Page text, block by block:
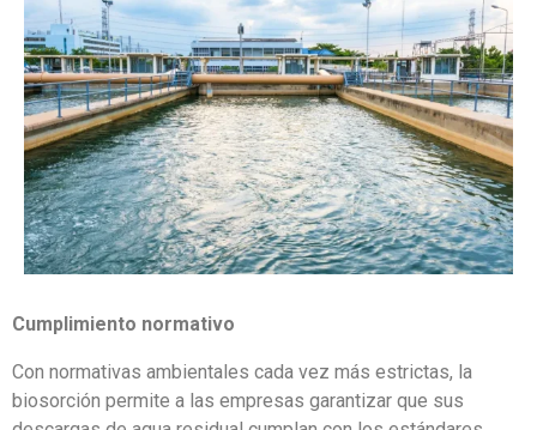
Cumplimiento normativo
Con normativas ambientales cada vez más estrictas, la
biosorción permite a las empresas garantizar que sus